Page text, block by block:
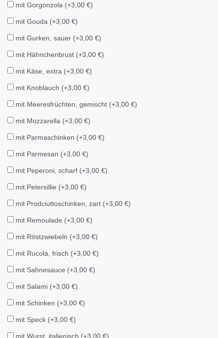
mit Gorgonzola (+3,00 €)
mit Gouda (+3,00 €)
mit Gurken, sauer (+3,00 €)
mit Hähnchenbrust (+3,00 €)
mit Käse, extra (+3,00 €)
mit Knoblauch (+3,00 €)
mit Meeresfrüchten, gemischt (+3,00 €)
mit Mozzarella (+3,00 €)
mit Parmaschinken (+3,00 €)
mit Parmesan (+3,00 €)
mit Peperoni, scharf (+3,00 €)
mit Petersillie (+3,00 €)
mit Prodciuttoschinken, zart (+3,00 €)
mit Remoulade (+3,00 €)
mit Röstzwiebeln (+3,00 €)
mit Rucola, frisch (+3,00 €)
mit Sahnesauce (+3,00 €)
mit Salami (+3,00 €)
mit Schinken (+3,00 €)
mit Speck (+3,00 €)
mit Wurst, italienisch (+3,00 €)